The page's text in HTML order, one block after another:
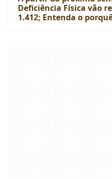
Deficiência Física vão
1.412; Entenda o